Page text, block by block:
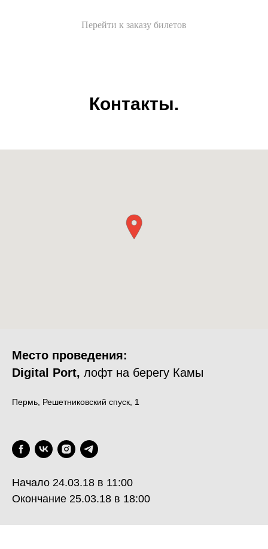
Перейти к заказу билетов
Контакты.
Место проведения:
Digital Port, лофт на берегу Камы
Пермь, Решетниковский спуск, 1
Начало 24.03.18 в 11:00
Окончание 25.03.18 в 18:00